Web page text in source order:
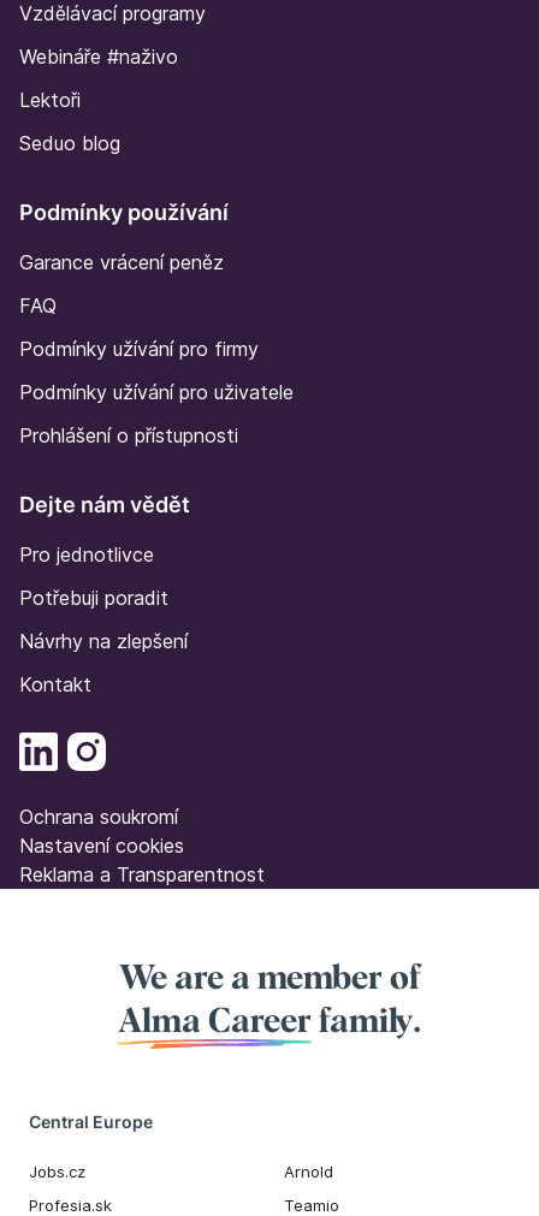
Vzdělávací programy
Webináře #naživo
Lektoři
Seduo blog
Podmínky používání
Garance vrácení peněz
FAQ
Podmínky užívání pro firmy
Podmínky užívání pro uživatele
Prohlášení o přístupnosti
Dejte nám vědět
Pro jednotlivce
Potřebuji poradit
Návrhy na zlepšení
Kontakt
Ochrana soukromí
Nastavení cookies
Reklama a Transparentnost
We are a member of
Alma Career family.
Central Europe
Jobs.cz
Profesia.sk
Arnold
Teamio